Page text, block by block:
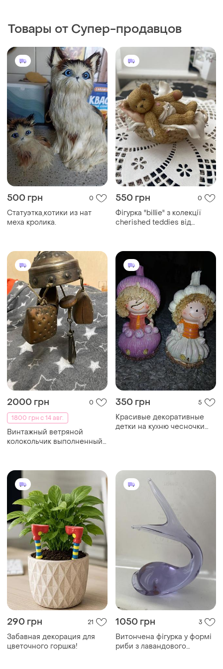
Товары от Супер-продавцов
500 грн 0
Статуэтка,котики из нат
меха кролика.
550 грн 0
Фігурка "billie" з колекції
cherished teddies від
from heaven above",
випущений у 2001 році.
2000 грн
0
1800 грн с 14 авг.
Винтажный ветряной
колокольчик выполненный
350 грн 5
Красивые декоративные
детки на кухню чесночки
290 грн 21
Забавная декорация для
цветочного горшка!
1050 грн 3
Витончена фігурка у формі
риби з лавандового